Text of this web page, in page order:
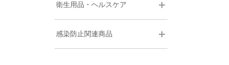
衛生用品・ヘルスケア
感染防止関連商品